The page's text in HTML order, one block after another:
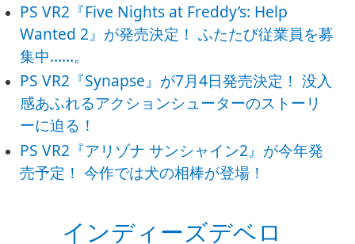
PS VR2『Five Nights at Freddy’s: Help
Wanted 2』が発売決定！ ふたたび従業員を募
集中……。
PS VR2『Synapse』が7月4日発売決定！ 没入
感あふれるアクションシューターのストーリ
ーに迫る！
PS VR2『アリゾナ サンシャイン2』が今年発
売予定！ 今作では犬の相棒が登場！
インディーズデベロ